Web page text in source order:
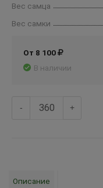
От 8 100
В наличии
Вес самца
Вес самки
- +
Описание